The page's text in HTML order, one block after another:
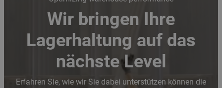
Wir bringen Ihre
Lagerhaltung auf das
nächste Level
Erfahren Sie, wie wir Sie dabei unterstützen können die